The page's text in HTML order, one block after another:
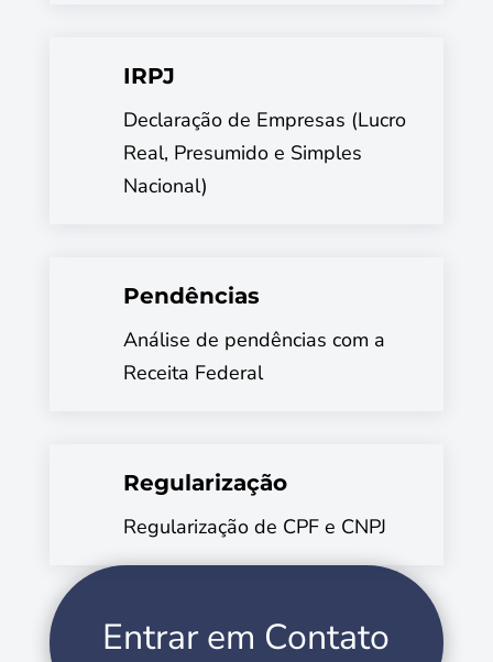
IRPJ
Declaração de Empresas (Lucro
Real, Presumido e Simples
Nacional)
Pendências
Análise de pendências com a
Receita Federal
Regularização
Regularização de CPF e CNPJ
Entrar em Contato